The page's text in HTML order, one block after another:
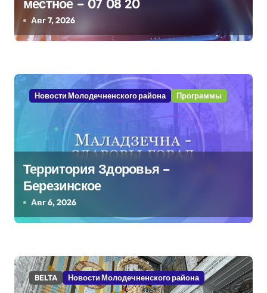
п
о
а
п
с
я
м
местное – 07 08 20
Авг 7, 2026
Новости Молодечненского района Программы
Территория Здоровья –
Березинское
Авг 6, 2026
BELTA Новости Молодечненского района